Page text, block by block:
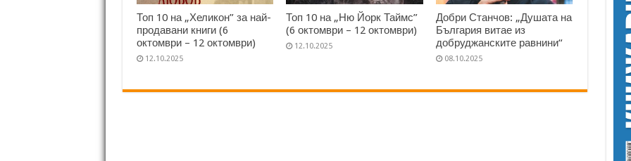
Топ 10 на „Хеликон” за най-
продавани книги (6
октомври – 12 октомври)
12.10.2025
Топ 10 на „Ню Йорк Таймс”
(6 октомври – 12 октомври)
12.10.2025
Добри Станчов: „Душата на
България витае из
добруджанските равнини“
08.10.2025